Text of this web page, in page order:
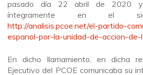
pasado día 22 abril de 2020
íntegramente en el
http://analisis.pcoe.net/el-partido-
espanol-por-la-unidad-de-accion-de-
En dicho llamamiento, en dicha
Ejecutivo del PCOE comunicaba su